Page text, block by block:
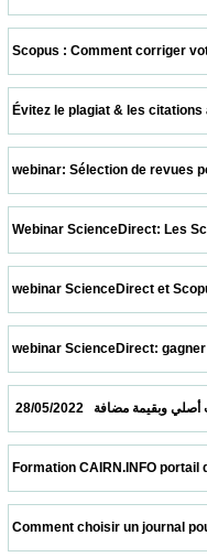
Scopus : Comment
Évitez le plagiat & les
webinar: Sélection de
Webinar ScienceDirect:
webinar ScienceDirect et
webinar ScienceDirect:
Formation CAIRN.INFO
Comment choisir un